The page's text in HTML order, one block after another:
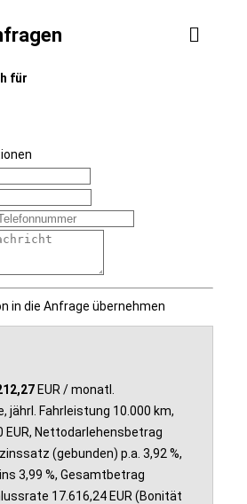
für
in die Anfrage übernehmen
EUR / monatl.
jährl. Fahrleistung 10.000 km,
EUR, Nettodarlehensbetrag
(gebunden) p.a. 3,92 %,
3,99 %, Gesamtbetrag
17.616,24 EUR (Bonität